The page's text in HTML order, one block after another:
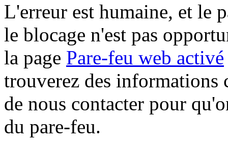
L'erreur est humaine, et le
le blocage n'est pas
la page Pare-feu web activé
trouverez des informations
de nous contacter pour
du pare-feu.